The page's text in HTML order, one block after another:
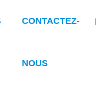
CONTACTEZ-
NOUS
|